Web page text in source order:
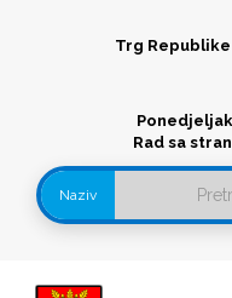
Trg Republike
Ponedjeljak
Rad sa
Naziv